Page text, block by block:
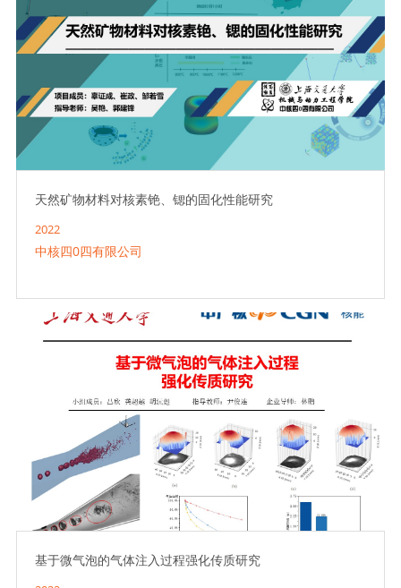
天然矿物材料对核素铯、锶的固化性能研究
2022
中核四0四有限公司
基于微气泡的气体注入过程强化传质研究